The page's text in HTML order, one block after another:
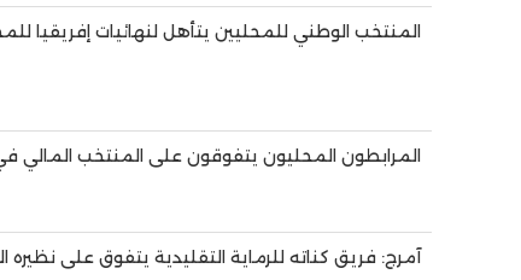
المنتخب الوطني للمحليين يتأهل لنهائيات إفريقيا
المرابطون المحليون يتفوقون على المنتخب المالي في
آمرج: فريق كناته للرماية التقليدية يتفوق على نظيره